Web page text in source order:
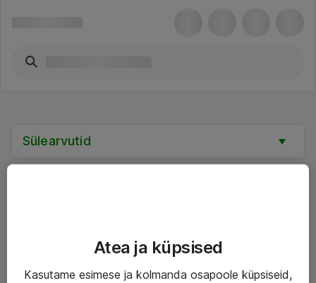
Sülearvutid
IT taristu
Atea ja küpsised
Kasutame esimese ja kolmanda osapoole küpsiseid,